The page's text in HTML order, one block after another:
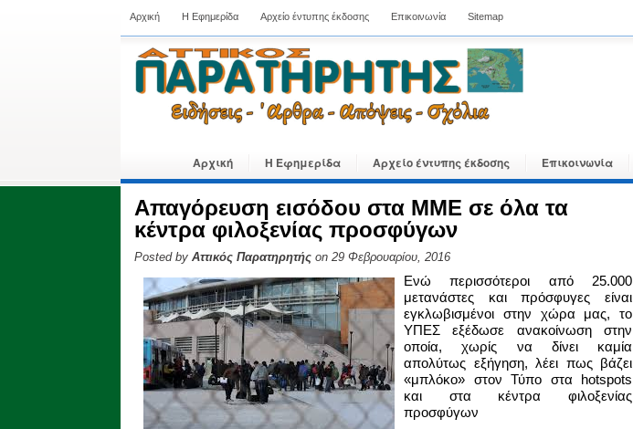
Αρχική Η Εφημερίδα Αρχείο έντυπης έκδοσης Επικοινωνία Sitemap
Αρχική Η Εφημερίδα Αρχείο έντυπης έκδοσης Επικοινωνία
Απαγόρευση εισόδου στα ΜΜΕ σε όλα τα
κέντρα φιλοξενίας προσφύγων
Posted by Αττικός Παρατηρητής on 29 Φεβρουαρίου, 2016
Ενώ περισσότεροι από 25.000
μετανάστες και πρόσφυγες είναι
εγκλωβισμένοι στην χώρα μας, το
ΥΠΕΣ εξέδωσε ανακοίνωση στην
οποία, χωρίς να δίνει καμία
απολύτως εξήγηση, λέει πως βάζει
«μπλόκο» στον Τύπο στα hotspots
και στα κέντρα φιλοξενίας
προσφύγων